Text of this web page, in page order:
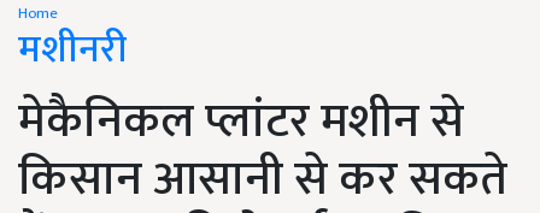
Home
मशीनरी
मेकैनिकल प्लांटर मशीन से
किसान आसानी से कर सकते